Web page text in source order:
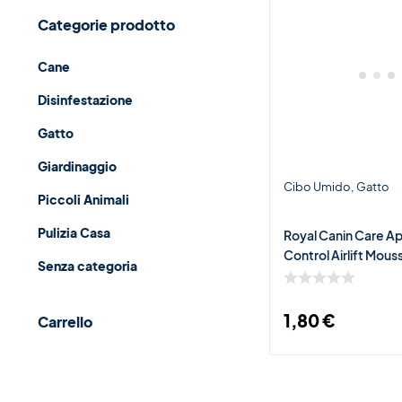
Categorie prodotto
Cane
Disinfestazione
Gatto
Giardinaggio
Piccoli Animali
Pulizia Casa
Senza categoria
Carrello
Cibo Umido Gatto
Royal Canin Care
Control Airlift
1,80€